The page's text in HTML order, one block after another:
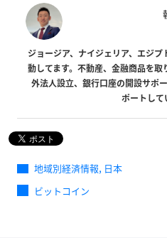
ジョージア、ナイジェリア、エジ
動してます。不動産、金融商品を
外法人設立、銀行口座の開設サポ
ポートして
地域別経済情報, 日本
ビットコイン